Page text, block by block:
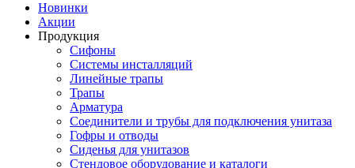
Новинки
Акции
Продукция
Сифоны
Системы инсталляций
Линейные трапы
Трапы
Арматура
Соединители и трубы для подключения унитаза
Гофры и отводы
Сиденья для унитазов
Стендовое оборудование и каталоги